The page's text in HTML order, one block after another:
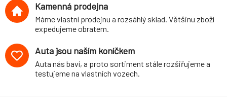
Kamenná prodejna
Máme vlastní prodejnu a rozsáhlý sklad. Většinu zboží
expedujeme obratem.
Auta jsou naším koníčkem
Auta nás baví, a proto sortiment stále rozšiřujeme a
testujeme na vlastních vozech.